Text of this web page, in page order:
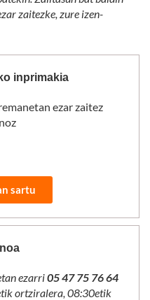
zaitezke, zure izen-
inprimakia
ezar zaitez
sartu
ezarri05 47 75 76 64
ortziralera, 08:30etik